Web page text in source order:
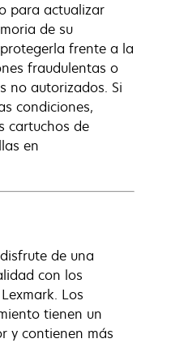
para actualizar
de su
frente a la
fraudulentas o
no autorizados. Si
condiciones,
cartuchos de
en
de una
con los
Los
tienen un
y contienen más